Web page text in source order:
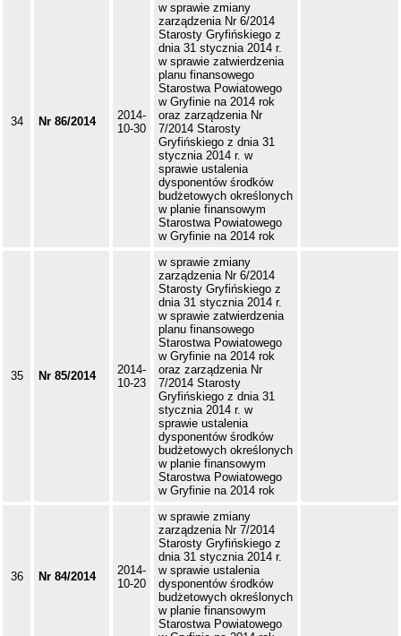
34 Nr 86/2014
2014-
10-30
w sprawie zmiany
zarządzenia Nr 6/2014
Starosty Gryfińskiego z
dnia 31 stycznia 2014 r.
w sprawie zatwierdzenia
planu finansowego
Starostwa Powiatowego
w Gryfinie na 2014 rok
oraz zarządzenia Nr
7/2014 Starosty
Gryfińskiego z dnia 31
stycznia 2014 r. w
sprawie ustalenia
dysponentów środków
budżetowych określonych
w planie finansowym
Starostwa Powiatowego
w Gryfinie na 2014 rok
35 Nr 85/2014
2014-
10-23
w sprawie zmiany
zarządzenia Nr 6/2014
Starosty Gryfińskiego z
dnia 31 stycznia 2014 r.
w sprawie zatwierdzenia
planu finansowego
Starostwa Powiatowego
w Gryfinie na 2014 rok
oraz zarządzenia Nr
7/2014 Starosty
Gryfińskiego z dnia 31
stycznia 2014 r. w
sprawie ustalenia
dysponentów środków
budżetowych określonych
w planie finansowym
Starostwa Powiatowego
w Gryfinie na 2014 rok
36 Nr 84/2014
2014-
10-20
w sprawie zmiany
zarządzenia Nr 7/2014
Starosty Gryfińskiego z
dnia 31 stycznia 2014 r.
w sprawie ustalenia
dysponentów środków
budżetowych określonych
w planie finansowym
Starostwa Powiatowego